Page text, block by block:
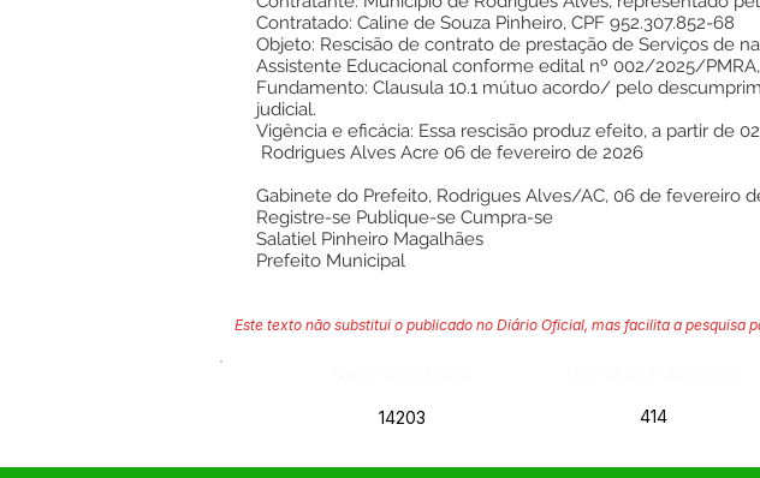
Contratado: Caline de Souza Pinheiro, CPF 952.307.852-68
Objeto: Rescisão de contrato de prestação de Serviços de
Assistente Educacional conforme edital nº 002/2025/
Fundamento: Clausula 10.1 mútuo acordo/ pelo
judicial.
Vigência e eficácia: Essa rescisão produz efeito, a partir de
Rodrigues Alves Acre 06 de fevereiro de 2026
Gabinete do Prefeito, Rodrigues Alves/AC, 06 de fevereiro
Registre-se Publique-se Cumpra-se
Salatiel Pinheiro Magalhães
Prefeito Municipal
Este texto não substitui o publicado no Diário Oficial, mas facilita a pesquisa
14203 414